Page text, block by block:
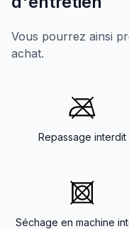
Vous pourrez ainsi
achat.
Repassage interdit
Séchage en machine